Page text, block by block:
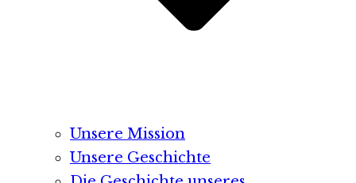
Unsere Mission
Unsere Geschichte